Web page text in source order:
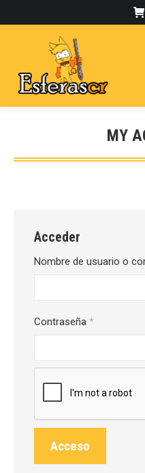
MY
Acceder
Nombre de usuario o
Contraseña *Obligatorio
Acceso